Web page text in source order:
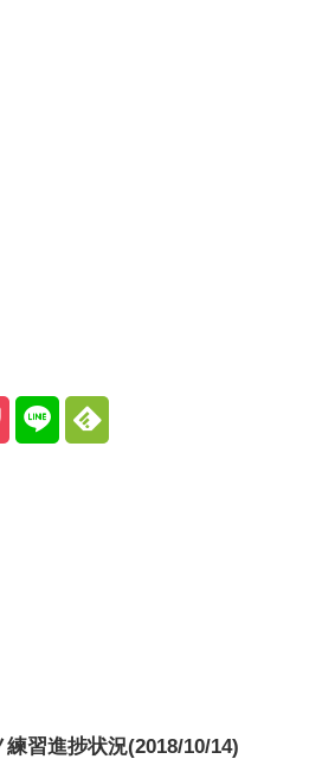
練習進捗状況(2018/10/14)